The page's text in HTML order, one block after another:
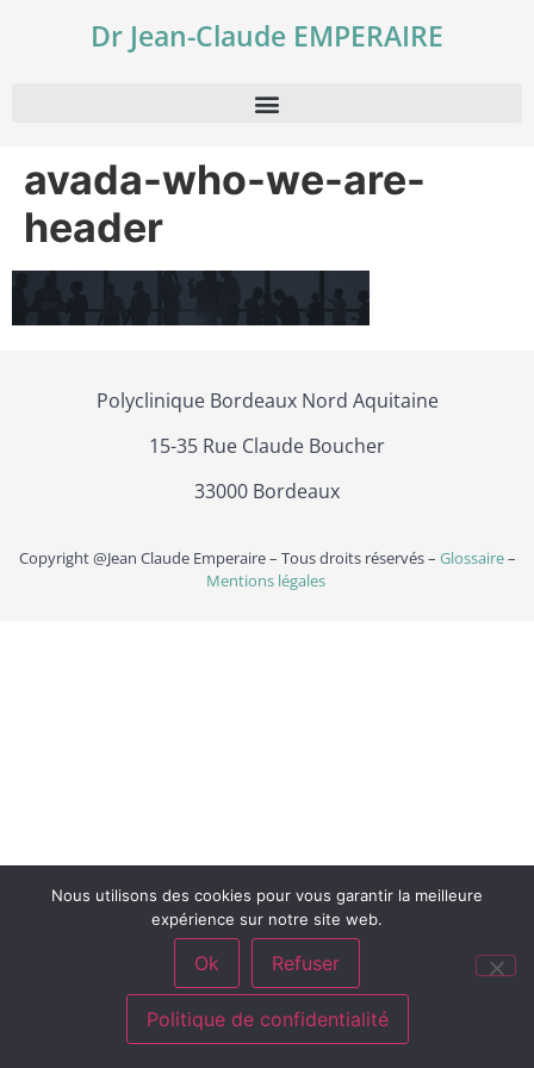
Dr Jean-Claude EMPERAIRE
avada-who-we-are-
header
Polyclinique Bordeaux Nord Aquitaine
15-35 Rue Claude Boucher
33000 Bordeaux
Copyright @Jean Claude Emperaire – Tous droits réservés – Glossaire–
Mentions légales
Nous utilisons des cookies pour vous garantir la meilleure
expérience sur notre site web.
Ok Refuser
Politique de confidentialité